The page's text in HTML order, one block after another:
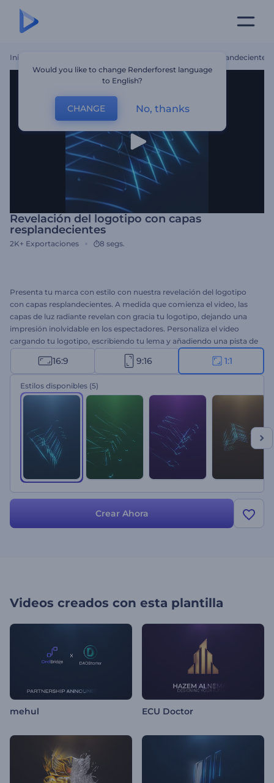
Inicio Revelación Del Logotipo Con Capas Resplandecientes
Revelación del logotipo con capas
resplandecientes
2K+ Exportaciones 8 segs.
Presenta tu marca con estilo con nuestra revelación del logotipo
con capas resplandecientes. A medida que comienza el video, las
capas de luz radiante revelan con gracia tu logotipo, dejando una
impresión inolvidable en los espectadores. Personaliza el video
cargando tu logotipo, escribiendo tu lema y añadiendo una pista de
música de fondo o una voz en off. Perfecto para empresas,
proyectos creativos y personas que buscan crear un impacto visual
llamativo, dejando una marca en la mente de su audiencia. ¡Crea
ahora y deja que tu marca se robe el espectáculo!
16:9 9:16 1:1
Estilos disponibles (5)
Crear Ahora
Videos creados con esta plantilla
mehul ECU Doctor
Would you like to change Renderforest language
to English?
CHANGE No, thanks